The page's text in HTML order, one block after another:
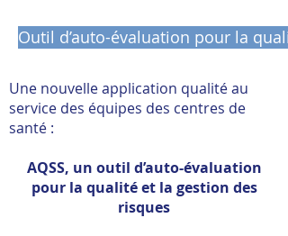
Outil d’auto-évaluation pour la
Une nouvelle application qualité au
service des équipes des centres de
santé :
AQSS, un outil d’auto-évaluation
pour la qualité et la gestion des
risques